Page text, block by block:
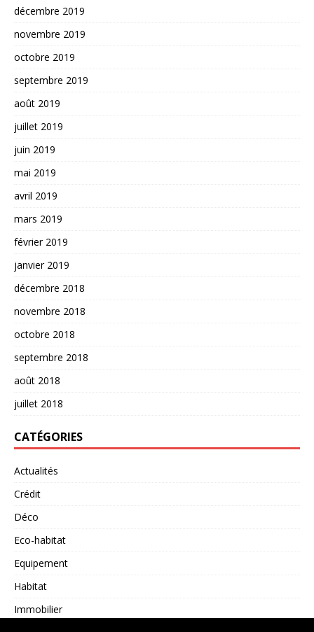
décembre 2019
novembre 2019
octobre 2019
septembre 2019
août 2019
juillet 2019
juin 2019
mai 2019
avril 2019
mars 2019
février 2019
janvier 2019
décembre 2018
novembre 2018
octobre 2018
septembre 2018
août 2018
juillet 2018
CATÉGORIES
Actualités
Crédit
Déco
Eco-habitat
Equipement
Habitat
Immobilier